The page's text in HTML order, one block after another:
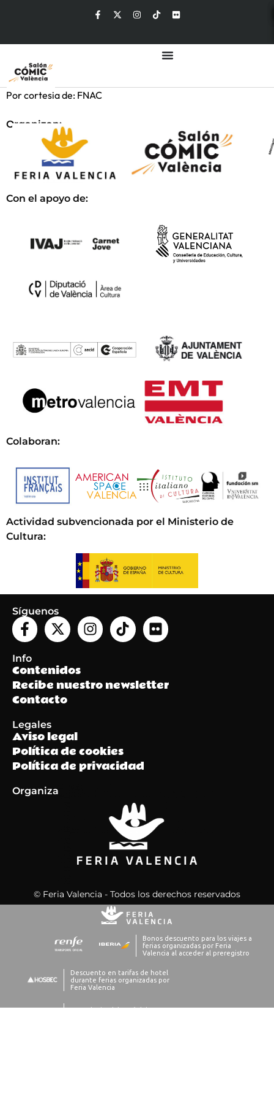
Por cortesia de: FNAC
Organizan:
Con el apoyo de:
Colaboran:
Actividad subvencionada por el Ministerio de
Cultura:
Síguenos
Info
Contenidos
Recibe nuestro newsletter
Contacto
Legales
Aviso legal
Política de cookies
Política de privacidad
Organiza
© Feria Valencia - Todos los derechos reservados